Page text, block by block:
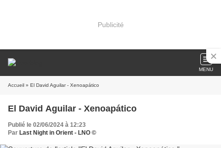
Publicité
MENU
Accueil » El David Aguilar - Xenoapático
El David Aguilar - Xenoapático
Publié le 02/06/2024 à 12:23
Par Last Night in Orient - LNO ©